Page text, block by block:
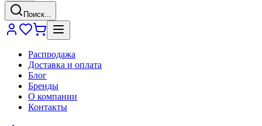
Поиск...
Распродажа
Доставка и оплата
Блог
Бренды
О компании
Контакты